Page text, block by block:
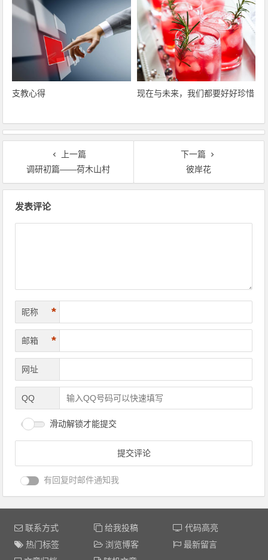
支教心得 现在与未来，我们都要好好珍惜
上一篇
调研初篇――荷木山村
下一篇
彼岸花
发表评论
昵称 *
邮箱 *
网址
QQ
滑动解锁才能提交
有回复时邮件通知我
联系方式 给我投稿
代码高亮
热门标签
浏览博客
最新留言